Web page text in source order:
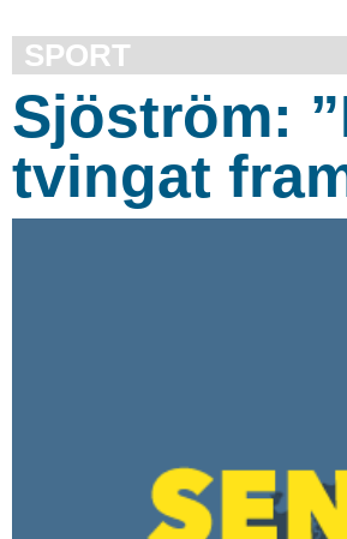
SPORT
Sjöström:
tvingat